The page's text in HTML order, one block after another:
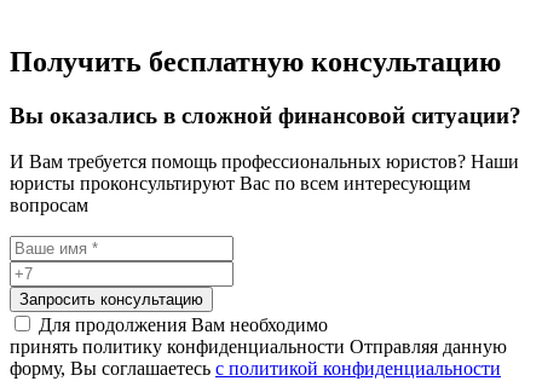
Получить бесплатную консультацию
Вы оказались в сложной финансовой ситуации?
И Вам требуется помощь профессиональных юристов? Наши
юристы проконсультируют Вас по всем интересующим
вопросам
Запросить консультацию
Для продолжения Вам необходимо
принять политику конфиденциальности Отправляя данную
форму, Вы соглашаетесь с политикой конфиденциальности